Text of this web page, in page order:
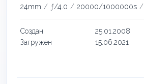
24mm / ƒ/4.0 / 20000/1000000s /
Создан
25.01.2008
Загружен
15.06.2021